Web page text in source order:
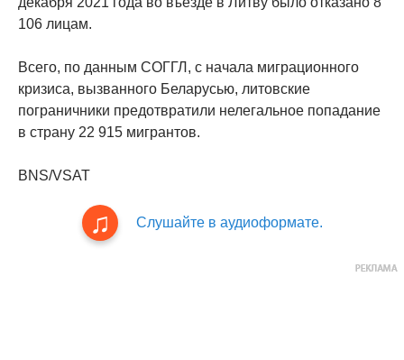
106 лицам.
Всего, по данным СОГГЛ, с начала миграционного
кризиса, вызванного Беларусью, литовские
пограничники предотвратили нелегальное попадание
в страну 22 915 мигрантов.
BNS/VSAT
Слушайте в аудиоформате.